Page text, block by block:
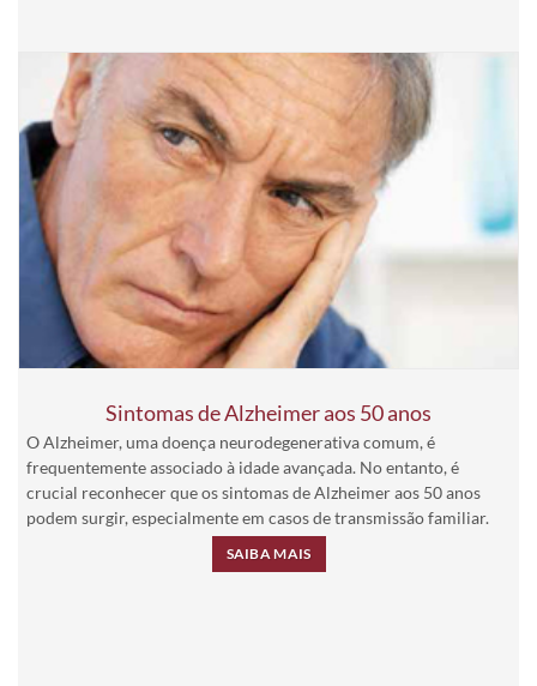
Sintomas de Alzheimer aos 50 anos
O Alzheimer, uma doença neurodegenerativa comum, é
frequentemente associado à idade avançada. No entanto, é
crucial reconhecer que os sintomas de Alzheimer aos 50 anos
podem surgir, especialmente em casos de transmissão familiar.
SAIBA MAIS